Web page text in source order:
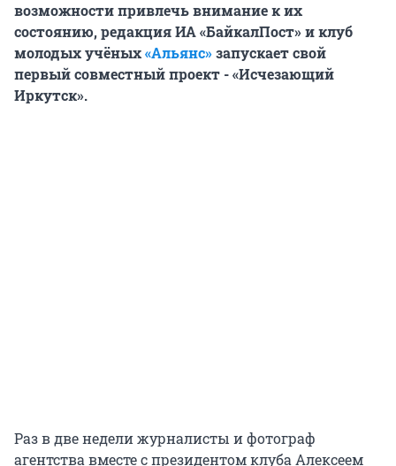
возможности привлечь внимание к их
состоянию, редакция ИА «БайкалПост» и клуб
молодых учёных«Альянс»запускает свой
первый совместный проект - «Исчезающий
Иркутск».
Раз в две недели журналисты и фотограф
агентства вместе с президентом клуба Алексеем